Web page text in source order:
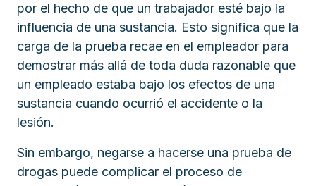
por el hecho de que un trabajador esté bajo la
influencia de una sustancia. Esto significa que la
carga de la prueba recae en el empleador para
demostrar más allá de toda duda razonable que
un empleado estaba bajo los efectos de una
sustancia cuando ocurrió el accidente o la
lesión.
Sin embargo, negarse a hacerse una prueba de
drogas puede complicar el proceso de